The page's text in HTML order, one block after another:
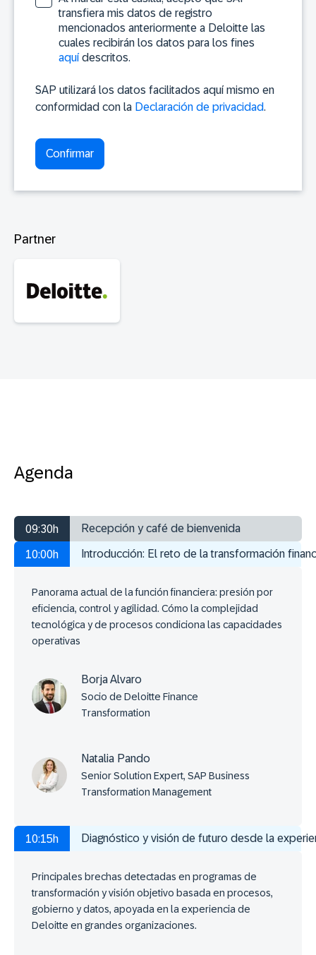
transfiera mis datos de registro
mencionados anteriormente a Deloitte las
cuales recibirán los datos para los fines
aquídescritos.
SAP utilizará los datos facilitados aquí mismo en
conformidad con la Declaración de privacidad.
Partner
Agenda
09:30h Recepción y café de bienvenida
10:00h Introducción: El reto de la transformación
Panorama actual de la función financiera: presión por
eficiencia, control y agilidad. Cómo la complejidad
tecnológica y de procesos condiciona las capacidades
operativas
Borja Alvaro
Socio de Deloitte Finance
Transformation
Natalia Pando
Senior Solution Expert, SAP Business
Transformation Management
10:15h Diagnóstico y visión de futuro desde la
Principales brechas detectadas en programas de
transformación y visión objetivo basada en procesos,
gobierno y datos, apoyada en la experiencia de
Deloitte en grandes organizaciones.